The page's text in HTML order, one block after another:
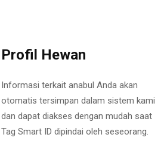
Profil Hewan
Informasi terkait anabul Anda akan
otomatis tersimpan dalam sistem kami
dan dapat diakses dengan mudah saat
Tag Smart ID dipindai oleh seseorang.